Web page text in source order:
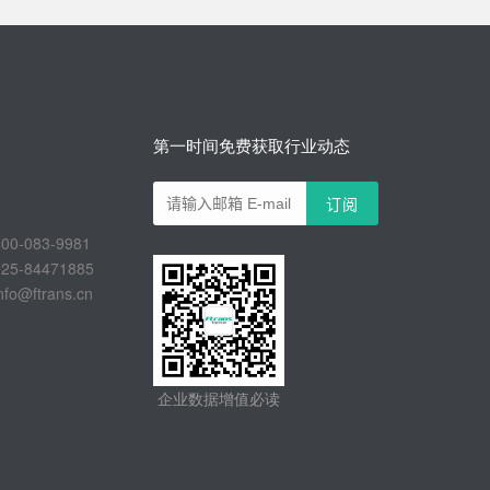
083-9981
84471885
第一时间免费获取行业动态
企业数据增值必读